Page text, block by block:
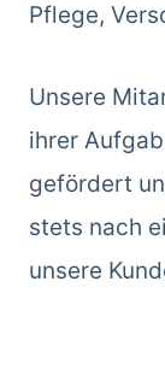
Pflege,
Unsere
ihrer
gefördert
stets nach
unsere